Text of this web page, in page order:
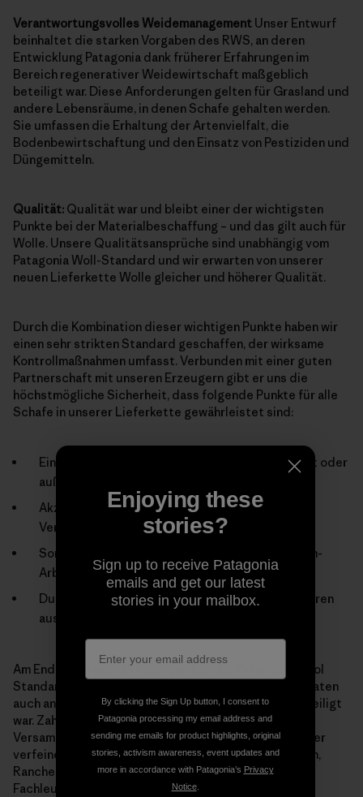
Verantwortungsvolles Weidemanagement Unser Entwurf
beinhaltet die starken Vorgaben des RWS, an deren
Entwicklung Patagonia dank früherer Erfahrungen im
Bereich regenerativer Weidewirtschaft maßgeblich
beteiligt war. Diese Anforderungen gelten für Grasland und
andere Lebensräume, in denen Schafe gehalten werden.
Sie umfassen die Erhaltung der Artenvielfalt, die
Bodenbewirtschaftung und den Einsatz von Pestiziden und
Düngemitteln.
Qualität: Qualität war und bleibt einer der wichtigsten
Punkte bei der Materialbeschaffung – und das gilt auch für
Wolle. Unsere Qualitätsansprüche sind unabhängig vom
Patagonia Woll-Standard und wir erwarten von unserer
neuen Lieferkette Wolle gleicher und höherer Qualität.
Durch die Kombination dieser wichtigen Punkte haben wir
einen sehr strikten Standard geschaffen, der wirksame
Kontrollmaßnahmen umfasst. Verbunden mit einer guten
Partnerschaft mit unseren Erzeugern gibt er uns die
höchstmögliche Sicherheit, dass folgende Punkte für alle
Schafe in unserer Lieferkette gewährleistet sind:
Ein humaner Tod – ob auf der Ranch geschlachtet oder
außerhalb;
Akzeptable Transportzeiten sowie regelmäßige
Versorgung mit Futter und Wasser;
Sorgfältige, humane Behandlung durch die Ranch-
Arbeiter; u. a. beim Scheren;
Durchführung potentiell schmerzhafter Prozeduren
ausschließlich unter strenger
Am Ende stammen 33 Einzelpunkte des Patagonia Wool
Standard direkt von Dr. Grandin, die vor wenigen Monaten
auch an einer Prüfung des fast fertigen Entwurfs beteiligt
war. Zahlreiche weitere Punkte wurden bei einer
Versammlung von Interessengruppen hinzugefügt oder
verfeinert, an der Vier-Pfoten, unabhängige Auditoren,
Rancher aus den USA und Neuseeland sowie weitere
Fachleute und -oganisationen beteiligt waren.
Enjoying these
stories?
Sign up to receive Patagonia
emails and get our latest
stories in your mailbox.
By clicking the Sign Up button, I consent to
Patagonia processing my email address and
sending me emails for product highlights, original
stories, activism awareness, event updates and
more in accordance with Patagonia’s Privacy
Notice.